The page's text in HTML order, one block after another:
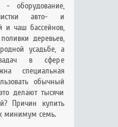
- оборудование,
авто- и
и чаш бассейнов,
деревьев,
усадьбе, а
в сфере
специальная
обычный
делают тысячи
Причин купить
минимум семь.